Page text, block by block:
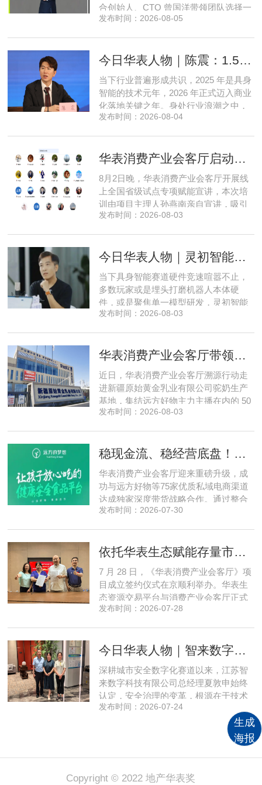
生成
海报
合创始人、CTO 曾国洋带领团队选择一
条小众赛道：深耕端侧轻量化大模型，
的技术深耕与严谨的工程思维，走出国
布局中，自然流畅的全模态
发布时间：2026-08-05
当下行业普遍形成共识，2025 年是具身
智能的技术元年，2026 年正式迈入商业
化落地关键之年。身处行业浪潮之中，
享刻智能创始人、CEO 陈震表示，当前
长久，这也是享刻智能自创立之初便坚
创始人、CEO 陈震纵观当前具
发布时间：2026-08-04
8月2日晚，华表消费产业会客厅开展线
上全国省级试点专项赋能宣讲，本次培
训由项目主理人孙燕南亲自宣讲，吸引
了来自贵州、河北、北京、天津、常
间盘活、私域变现、稳现金流搭建、试
现状，深度剖析行业双重发展困境
发布时间：2026-08-03
今日华表人物｜灵初智能CEO王启斌：押注千万级数据解锁具身智能质变
当下具身智能赛道硬件竞速喧嚣不止，
多数玩家或是埋头打磨机器人本体硬
件，或是聚焦单一模型研发，灵初智能
自创立之初便守住初心，以自研操作大
能创始人王启斌，拆解其从创立第一天
数据规模才是决定行业拐点的核心
发布时间：2026-08-03
近日，华表消费产业会客厅溯源行动走
进新疆原始黄金乳业有限公司驼奶生产
基地，集结远方好物主力主播在内的 50
位头部私域主播组团深入工厂一线实地
源同步联动，以沉浸式实景打卡、全流
式，全方位拆解新疆优质驼奶
发布时间：2026-08-03
华表消费产业会客厅迎来重磅升级，成
功与远方好物等75家优质私域电商渠道
达成独家深度带货战略合作。通过整合
全网顶尖私域资源，项目搭建起全国性
矩阵，核心竞争力与行业影响力实现跨
实体经济长效发展注入全新动能
发布时间：2026-07-30
依托华表生态赋能存量市场《华表消费产业会客厅》项目签约落地
7 月 28 日，《华表消费产业会客厅》项
目成立签约仪式在京顺利举办。华表生
态资源交易平台与消费产业会客厅正式
签署合作协议，标志着立足华表生态资
源交易平台董事长吴海花，消费产业会
资管理有限公司总经理孙燕南
发布时间：2026-07-28
今日华表人物｜智来数字总经理夏敦申：探寻城市风险 AI 防控创新之路
深耕城市安全数字化赛道以来，江苏智
来数字科技有限公司总经理夏敦申始终
认定，安全治理的变革，根源在于技术
模式的革新。在他看来，智慧消防不只
是简单的设备智能化，而是打通感知、
研判、预警、处置全链条，推动城市安
全从 “事后救火” 转向 “事前防患”。依靠
清晰的发展方向与持续不断的研发投
入，智来数字稳步搭建起面
发布时间：2026-07-24
Copyright © 2022 地产华表奖